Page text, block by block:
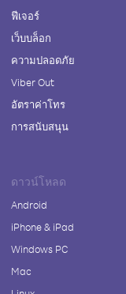
ฟีเจอร์
เว็บบล็อก
ความปลอดภัย
Viber Out
อัตราค่าโทร
การสนับสนุน
ดาวน์โหลด
Android
iPhone & iPad
Windows PC
Mac